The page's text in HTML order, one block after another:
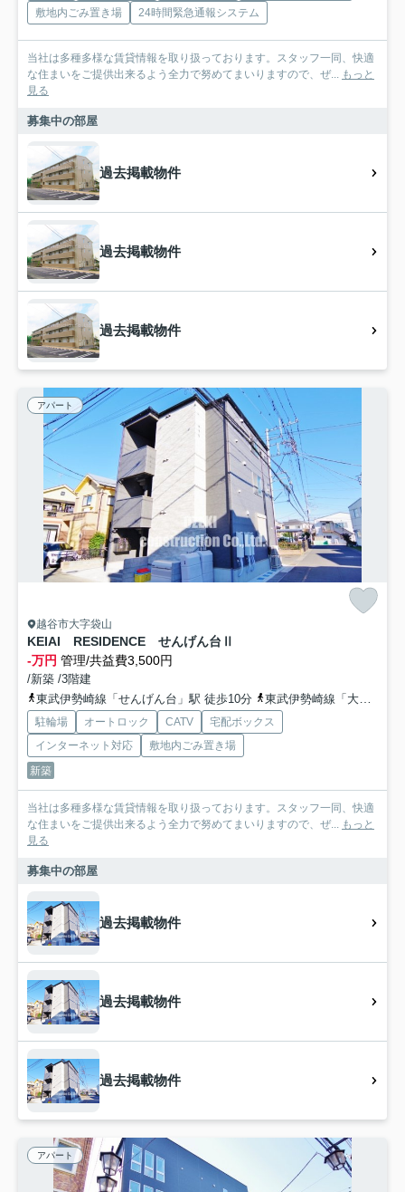
敷地内ごみ置き場
24時間緊急通報システム
当社は多種多様な賃貸情報を取り扱っております。スタッフ一同、快適
な住まいをご提供出来るよう全力で努めてまいりますので、ぜ... もっと
見る
募集中の部屋
過去掲載物件
過去掲載物件
過去掲載物件
アパート
越谷市大字袋山
KEIAI RESIDENCE せんげん台Ⅱ
-万円 管理/共益費3,500円
/新築 /3階建
東武伊勢崎線「せんげん台」駅 徒歩10分
東武伊勢崎線「大袋」駅 徒歩12分
駐輪場 オートロック CATV
宅配ボックス
インターネット対応
敷地内ごみ置き場
新築
当社は多種多様な賃貸情報を取り扱っております。スタッフ一同、快適
な住まいをご提供出来るよう全力で努めてまいりますので、ぜ... もっと
見る
募集中の部屋
過去掲載物件
過去掲載物件
過去掲載物件
アパート